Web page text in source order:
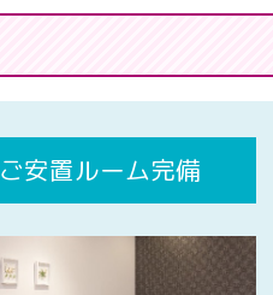
ご安置ルーム完備